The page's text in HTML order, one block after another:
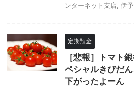
ンターネット支店 伊
定期預金
［悲報］トマト
ペシャルきびだ
下がったよーん